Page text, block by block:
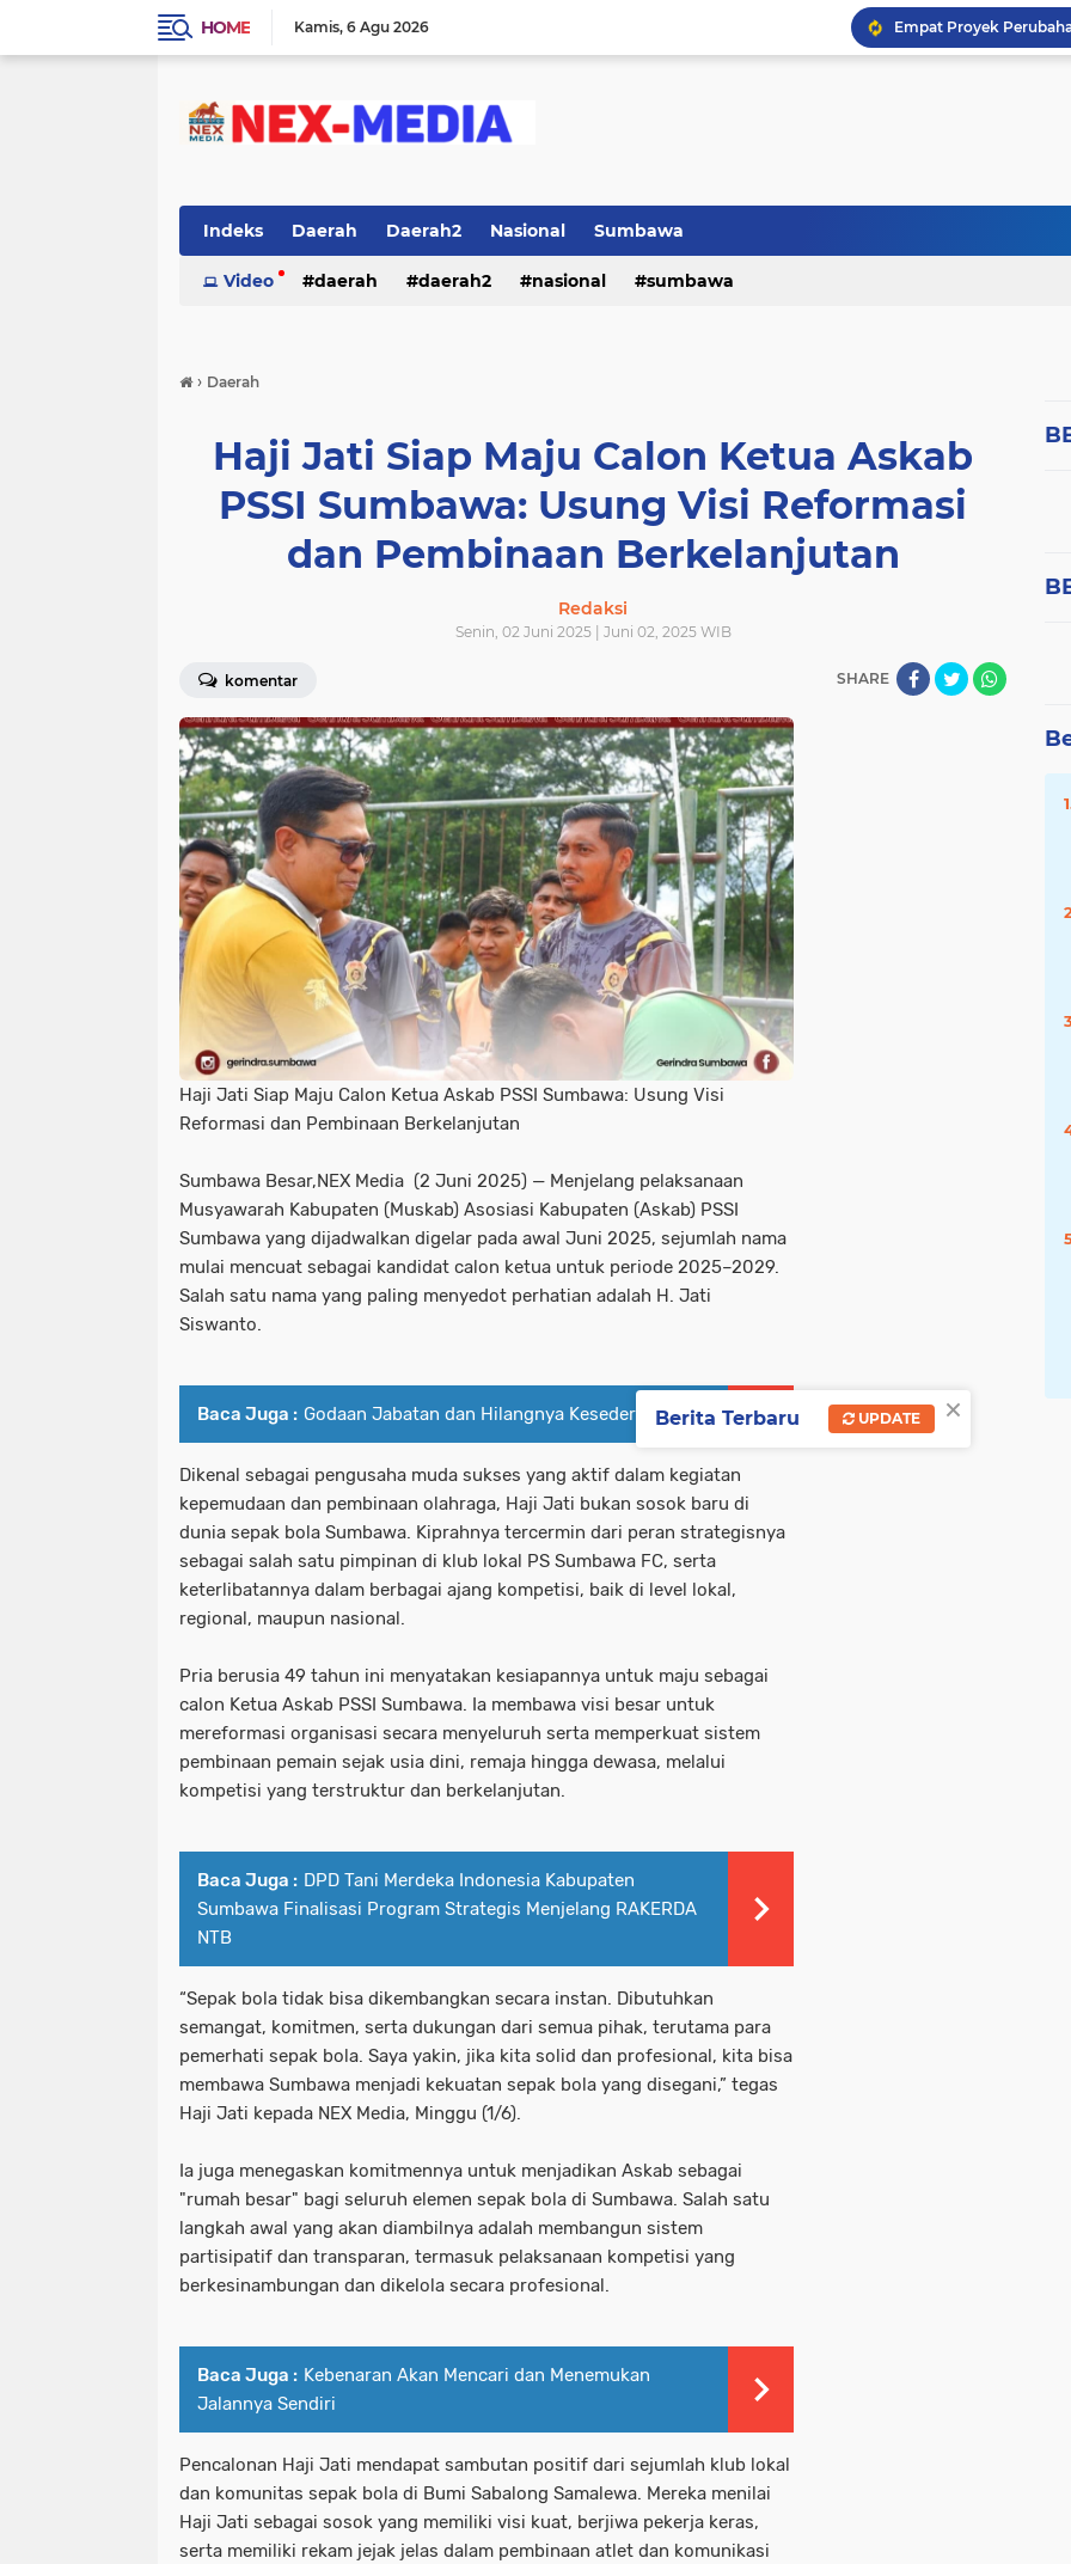
HOME Kamis 6 Agu 2026
Indeks Daerah Daerah2 Nasional Sumbawa
Video daerah daerah2 nasional sumbawa
› Daerah
Haji Jati Siap Maju Calon Ketua Askab
PSSI Sumbawa: Usung Visi Reformasi
dan Pembinaan Berkelanjutan
Redaksi
Senin, 02 Juni 2025 | Juni 02, 2025 WIB
komentar SHARE
Haji Jati Siap Maju Calon Ketua Askab PSSI Sumbawa: Usung Visi
Reformasi dan Pembinaan Berkelanjutan
Sumbawa Besar,NEX Media (2 Juni 2025) — Menjelang pelaksanaan
Musyawarah Kabupaten (Muskab) Asosiasi Kabupaten (Askab) PSSI
Sumbawa yang dijadwalkan digelar pada awal Juni 2025, sejumlah nama
mulai mencuat sebagai kandidat calon ketua untuk periode 2025–2029.
Salah satu nama yang paling menyedot perhatian adalah H. Jati
Siswanto.
Baca Juga : Godaan Jabatan dan Hilangnya Kesederhanaan
Dikenal sebagai pengusaha muda sukses yang aktif dalam kegiatan
kepemudaan dan pembinaan olahraga, Haji Jati bukan sosok baru di
dunia sepak bola Sumbawa. Kiprahnya tercermin dari peran strategisnya
sebagai salah satu pimpinan di klub lokal PS Sumbawa FC, serta
keterlibatannya dalam berbagai ajang kompetisi, baik di level lokal,
regional, maupun nasional.
Pria berusia 49 tahun ini menyatakan kesiapannya untuk maju sebagai
calon Ketua Askab PSSI Sumbawa. Ia membawa visi besar untuk
mereformasi organisasi secara menyeluruh serta memperkuat sistem
pembinaan pemain sejak usia dini, remaja hingga dewasa, melalui
kompetisi yang terstruktur dan berkelanjutan.
Baca Juga : DPD Tani Merdeka Indonesia Kabupaten
Sumbawa Finalisasi Program Strategis Menjelang RAKERDA
NTB
“Sepak bola tidak bisa dikembangkan secara instan. Dibutuhkan
semangat, komitmen, serta dukungan dari semua pihak, terutama para
pemerhati sepak bola. Saya yakin, jika kita solid dan profesional, kita bisa
membawa Sumbawa menjadi kekuatan sepak bola yang disegani,” tegas
Haji Jati kepada NEX Media, Minggu (1/6).
Ia juga menegaskan komitmennya untuk menjadikan Askab sebagai
"rumah besar" bagi seluruh elemen sepak bola di Sumbawa. Salah satu
langkah awal yang akan diambilnya adalah membangun sistem
partisipatif dan transparan, termasuk pelaksanaan kompetisi yang
berkesinambungan dan dikelola secara profesional.
Baca Juga : Kebenaran Akan Mencari dan Menemukan
Jalannya Sendiri
Pencalonan Haji Jati mendapat sambutan positif dari sejumlah klub lokal
dan komunitas sepak bola di Bumi Sabalong Samalewa. Mereka menilai
Haji Jati sebagai sosok yang memiliki visi kuat, berjiwa pekerja keras,
serta memiliki rekam jejak jelas dalam pembinaan atlet dan komunikasi
×
Berita Terbaru UPDATE